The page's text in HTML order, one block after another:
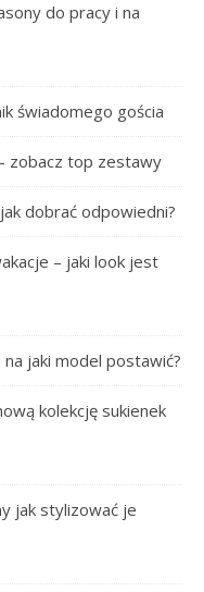
do pracy i na
świadomego gościa
zobacz top zestawy
dobrać odpowiedni?
– jaki look jest
jaki model postawić?
kolekcję sukienek
jak stylizować je